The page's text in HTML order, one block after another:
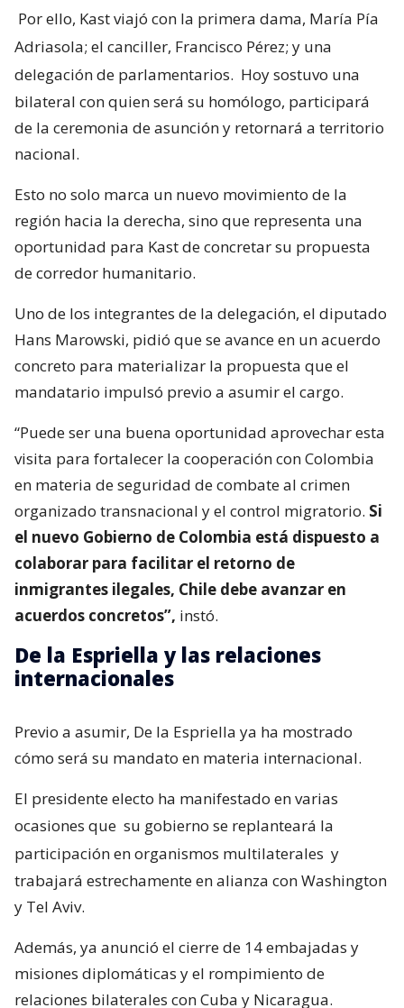
Por ello, Kast viajó con la primera dama, María Pía
Adriasola; el canciller, Francisco Pérez; y una
delegación de parlamentarios. Hoy sostuvo una
bilateral con quien será su homólogo, participará
de la ceremonia de asunción y retornará a territorio
nacional.
Esto no solo marca un nuevo movimiento de la
región hacia la derecha, sino que representa una
oportunidad para Kast de concretar su propuesta
de corredor humanitario.
Uno de los integrantes de la delegación, el diputado
Hans Marowski, pidió que se avance en un acuerdo
concreto para materializar la propuesta que el
mandatario impulsó previo a asumir el cargo.
“Puede ser una buena oportunidad aprovechar esta
visita para fortalecer la cooperación con Colombia
en materia de seguridad de combate al crimen
organizado transnacional y el control migratorio. Si
el nuevo Gobierno de Colombia está dispuesto a
colaborar para facilitar el retorno de
inmigrantes ilegales, Chile debe avanzar en
acuerdos concretos”, instó.
De la Espriella y las relaciones
internacionales
Previo a asumir, De la Espriella ya ha mostrado
cómo será su mandato en materia internacional.
El presidente electo ha manifestado en varias
ocasiones que su gobierno se replanteará la
participación en organismos multilaterales y
trabajará estrechamente en alianza con Washington
y Tel Aviv.
Además, ya anunció el cierre de 14 embajadas y
misiones diplomáticas y el rompimiento de
relaciones bilaterales con Cuba y Nicaragua.